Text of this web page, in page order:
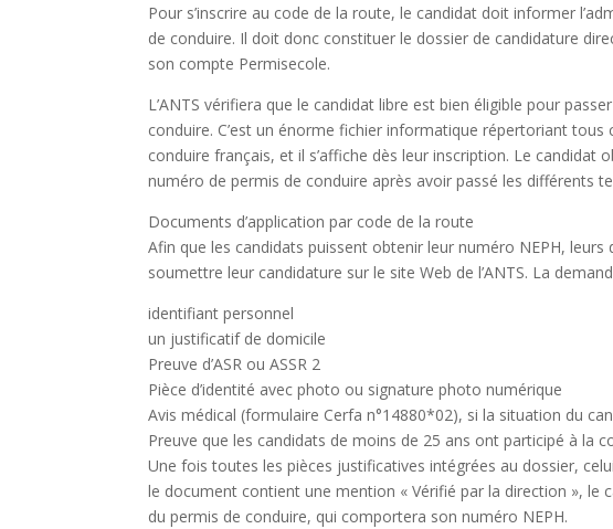
Pour s’inscrire au code de la route, le candidat doit informer
de conduire. Il doit donc constituer le dossier de candidature
son compte Permisecole.
L’ANTS vérifiera que le candidat libre est bien éligible pour
conduire. C’est un énorme fichier informatique répertoriant
conduire français, et il s’affiche dès leur inscription. Le candidat
numéro de permis de conduire après avoir passé les différents
Documents d’application par code de la route
Afin que les candidats puissent obtenir leur numéro NEPH,
soumettre leur candidature sur le site Web de l’ANTS. La
identifiant personnel
un justificatif de domicile
Preuve d’ASR ou ASSR 2
Pièce d’identité avec photo ou signature photo numérique
Avis médical (formulaire Cerfa n°14880*02), si la situation du
Preuve que les candidats de moins de 25 ans ont participé à la
Une fois toutes les pièces justificatives intégrées au dossier,
le document contient une mention « Vérifié par la direction », le
du permis de conduire, qui comportera son numéro NEPH.